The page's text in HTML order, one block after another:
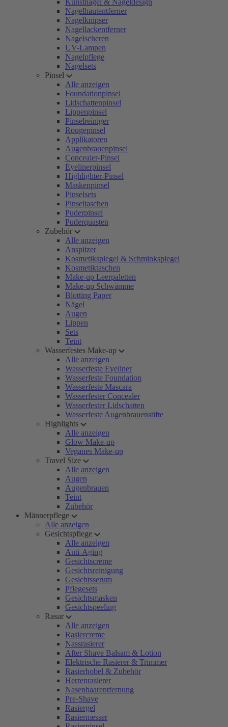
Kunstnägel & Nageldesign
Nagelhautentferner
Nagelknipser
Nagellackentferner
Nagelscheren
UV-Lampen
Nagelpflege
Nagelsets
Pinsel
Alle anzeigen
Foundationpinsel
Lidschattenpinsel
Lippenpinsel
Pinselreiniger
Rougepinsel
Applikatoren
Augenbrauenpinsel
Concealer-Pinsel
Eyelinerpinsel
Highlighter-Pinsel
Maskenpinsel
Pinselsets
Pinseltaschen
Puderpinsel
Puderquasten
Zubehör
Alle anzeigen
Anspitzer
Kosmetikspiegel & Schminkspiegel
Kosmetiktaschen
Make-up Leerpaletten
Make-up Schwämme
Blotting Paper
Nägel
Augen
Lippen
Sets
Teint
Wasserfestes Make-up
Alle anzeigen
Wasserfeste Eyeliner
Wasserfeste Foundation
Wasserfeste Mascara
Wasserfester Concealer
Wasserfester Lidschatten
Wasserfeste Augenbrauenstifte
Highlights
Alle anzeigen
Glow Make-up
Veganes Make-up
Travel Size
Alle anzeigen
Augen
Augenbrauen
Teint
Zubehör
Männerpflege
Alle anzeigen
Gesichtspflege
Alle anzeigen
Anti-Aging
Gesichtscreme
Gesichtsreinigung
Gesichtsserum
Pflegesets
Gesichtsmasken
Gesichtspeeling
Rasur
Alle anzeigen
Rasiercreme
Nassrasierer
After Shave Balsam & Lotion
Elektrische Rasierer & Trimmer
Rasierhobel & Zubehör
Herrenrasierer
Nasenhaarentfernung
Pre-Shave
Rasiergel
Rasiermesser